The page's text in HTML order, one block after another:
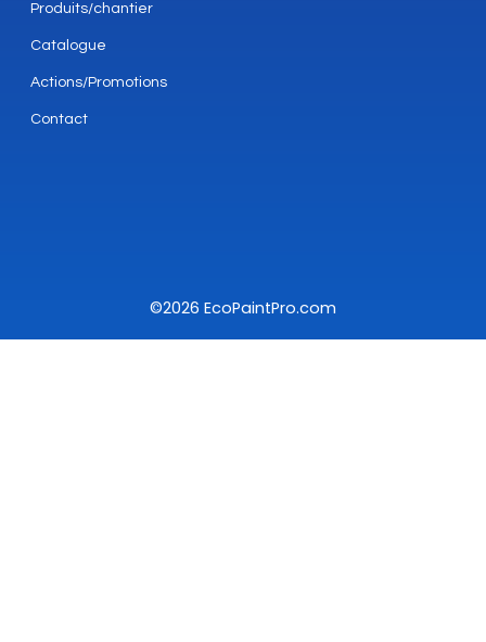
Produits/chantier
Catalogue
Actions/Promotions
Contact
©2026 EcoPaintPro.com